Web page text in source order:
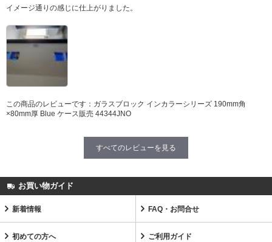
イメージ通りの感じに仕上がりました。
この商品のレビューです： ガラスブロック インカラーシリーズ 190mm角
×80mm厚 Blue ケース販売 44344JNO
すべてのレビューを見る
お買い物ガイド
新着情報 FAQ・お問合せ
初めての方へ ご利用ガイド